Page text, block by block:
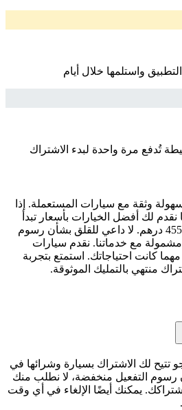
واستلمها خلال أيام
تُدفع مرة واحدة لبدء الاشتراك
وثقة مع سيارات المستعملة. إذا
لك أفضل الخيارات بأسعار تبدأ
من 1625 درهم وتصل إلى 4550 درهم. لا داعي للقلق بشأن رسوم
مشمولة مع خدماتنا. نقدم سيارات
كانت احتياجاتك. استمتع بتجربة
منتهي بالتمليك الموثوقة.
تتيح لك الاشتراك بسيارة وشرائها في
رسوم التفعيل منخفضة، لا نطلب منك
يمكنك أيضًا الإلغاء في أي وقت